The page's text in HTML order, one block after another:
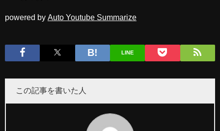
powered by Auto Youtube Summarize
LINE
この記事を書いた人